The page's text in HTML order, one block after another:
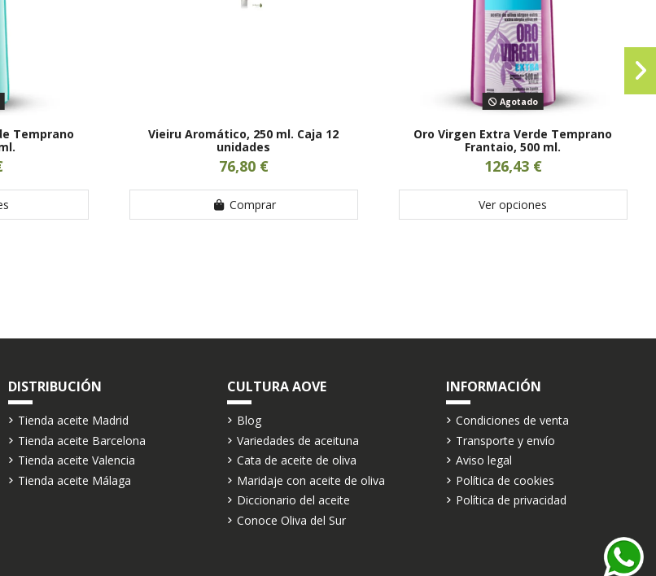
Temprano
Vieiru Aromático, 250 ml. Caja 12
unidades
76,80 €
Comprar
Agotado
Oro Virgen Extra Verde Temprano
Frantaio, 500 ml.
126,43 €
Ver opciones
DISTRIBUCIÓN
Tienda aceite Madrid
Tienda aceite Barcelona
Tienda aceite Valencia
Tienda aceite Málaga
CULTURA AOVE
Blog
Variedades de aceituna
Cata de aceite de oliva
Maridaje con aceite de oliva
Diccionario del aceite
Conoce Oliva del Sur
INFORMACIÓN
Condiciones de venta
Transporte y envío
Aviso legal
Política de cookies
Política de privacidad